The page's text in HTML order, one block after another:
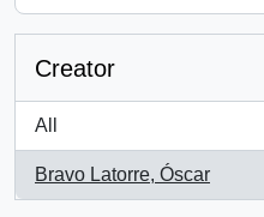
Creator
All
Bravo Latorre, Óscar
, 1 results